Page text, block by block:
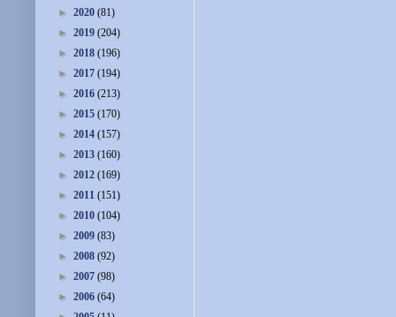
► 2020 (81)
► 2019 (204)
► 2018 (196)
► 2017 (194)
► 2016 (213)
► 2015 (170)
► 2014 (157)
► 2013 (160)
► 2012 (169)
► 2011 (151)
► 2010 (104)
► 2009 (83)
► 2008 (92)
► 2007 (98)
► 2006 (64)